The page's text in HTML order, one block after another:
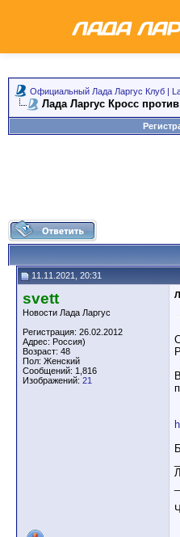
Официальный Лада Ларгус Клуб |
Лада Ларгус Кросс
11.11.2021, 20:31
svett
Новости Лада Ларгус
Регистрация: 26.02.2012
Адрес: Россия)
Возраст: 48
Пол: Женский
Сообщений: 1,816
Изображений: 21